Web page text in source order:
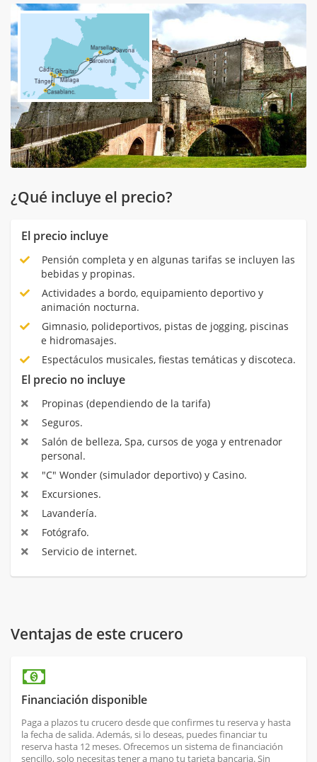
¿Qué incluye el precio?
El precio incluye
Pensión completa y en algunas tarifas se incluyen las
bebidas y propinas.
Actividades a bordo, equipamiento deportivo y
animación nocturna.
Gimnasio, polideportivos, pistas de jogging, piscinas
e hidromasajes.
Espectáculos musicales, fiestas temáticas y discoteca.
El precio no incluye
Propinas (dependiendo de la tarifa)
Seguros.
Salón de belleza, Spa, cursos de yoga y entrenador
personal.
"C" Wonder (simulador deportivo) y Casino.
Excursiones.
Lavandería.
Fotógrafo.
Servicio de internet.
Ventajas de este crucero
Financiación disponible
Paga a plazos tu crucero desde que confirmes tu reserva y hasta
la fecha de salida. Además, si lo deseas, puedes financiar tu
reserva hasta 12 meses. Ofrecemos un sistema de financiación
sencillo, solo necesitas tener a mano tu tarjeta bancaria. Sin